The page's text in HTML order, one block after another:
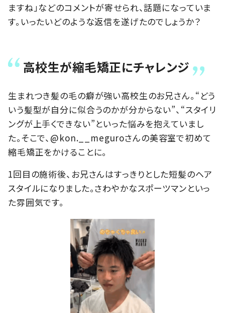
ますね」などのコメントが寄せられ、話題になっていま
す。いったいどのような返信を遂げたのでしょうか？
高校生が縮毛矯正にチャレンジ
生まれつき髪の毛の癖が強い高校生のお兄さん。“どう
いう髪型が自分に似合うのかが分からない”、“スタイリ
ングが上手くできない”といった悩みを抱えていまし
た。そこで、@kon.__meguroさんの美容室で初めて
縮毛矯正をかけることに。
1回目の施術後、お兄さんはすっきりとした短髪のヘア
スタイルになりました。さわやかなスポーツマンといっ
た雰囲気です。